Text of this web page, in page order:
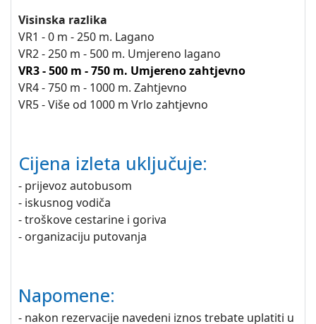
Visinska razlika
VR1 - 0 m - 250 m. Lagano
VR2 - 250 m - 500 m. Umjereno lagano
VR3 - 500 m - 750 m. Umjereno zahtjevno
VR4 - 750 m - 1000 m. Zahtjevno
VR5 - Više od 1000 m Vrlo zahtjevno
Cijena izleta uključuje:
- prijevoz autobusom
- iskusnog vodiča
- troškove cestarine i goriva
- organizaciju putovanja
Napomene:
- nakon rezervacije navedeni iznos trebate uplatiti u